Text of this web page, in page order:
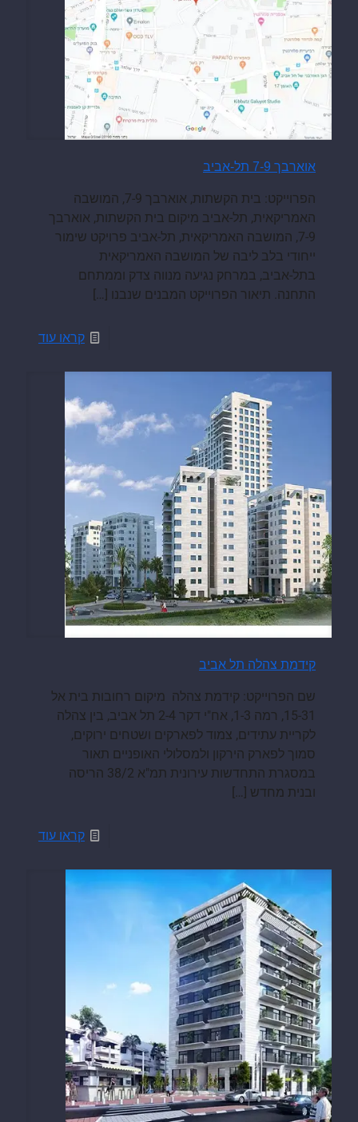
אוארבך 7-9 תל-אביב
הפרוייקט: בית הקשתות, אוארבך 7-9, המושבה
האמריקאית, תל-אביב מיקום בית הקשתות, אוארבך
7-9, המושבה האמריקאית, תל-אביב פרויקט שימור
ייחודי בלב ליבה של המושבה האמריקאית
בתל-אביב, במרחק נגיעה מנווה צדק וממתחם
התחנה. תיאור הפרוייקט המבנים שנבנו
[…]
קראו עוד
קידמת צהלה תל אביב
שם הפרוייקט: קידמת צהלה מיקום רחובות בית אל
15-31, רמה 1-3, אח"י דקר 2-4 תל אביב, בין צהלה
לקריית עתידים, צמוד לפארקים ושטחים ירוקים,
סמוך לפארק הירקון ולמסלולי האופניים תאור
במסגרת התחדשות עירונית תמ"א 38/2 הריסה
ובנית מחדש […]
קראו עוד